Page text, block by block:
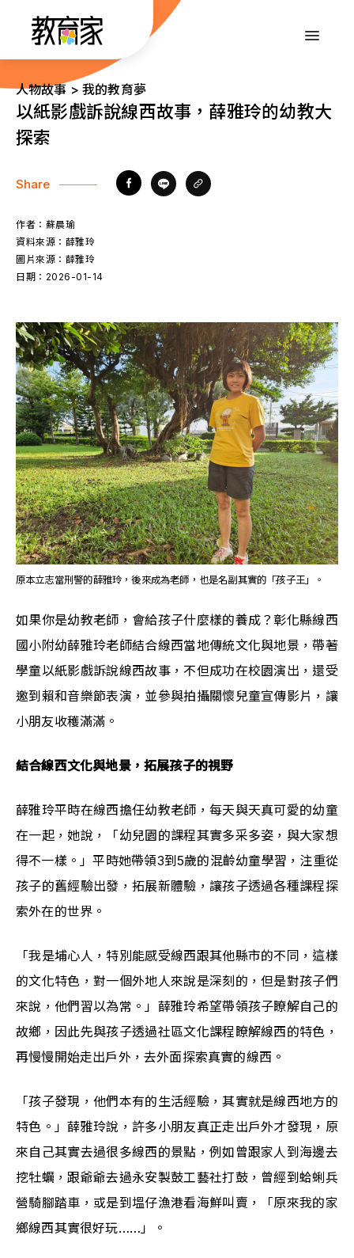
內
::: 人物故事 > 我的教育夢
以紙影戲訴說線西故事，薛雅玲的幼教大
探索
Share
作者： 蘇晨瑜
資料來源： 薛雅玲
圖片來源： 薛雅玲
日期： 2026-01-14
原本立志當刑警的薛雅玲，後來成為老師，也是名副其實的「孩子王」。
如果你是幼教老師，會給孩子什麼樣的養成？彰化縣線西
國小附幼薛雅玲老師結合線西當地傳統文化與地景，帶著
學童以紙影戲訴說線西故事，不但成功在校園演出，還受
邀到賴和音樂節表演，並參與拍攝關懷兒童宣傳影片，讓
小朋友收穫滿滿。
結合線西文化與地景，拓展孩子的視野
薛雅玲平時在線西擔任幼教老師，每天與天真可愛的幼童
在一起，她說，「幼兒園的課程其實多采多姿，與大家想
得不一樣。」平時她帶領3到5歲的混齡幼童學習，注重從
孩子的舊經驗出發，拓展新體驗，讓孩子透過各種課程探
索外在的世界。
「我是埔心人，特別能感受線西跟其他縣市的不同，這樣
的文化特色，對一個外地人來說是深刻的，但是對孩子們
來說，他們習以為常。」薛雅玲希望帶領孩子瞭解自己的
故鄉，因此先與孩子透過社區文化課程瞭解線西的特色，
再慢慢開始走出戶外，去外面探索真實的線西。
「孩子發現，他們本有的生活經驗，其實就是線西地方的
特色。」薛雅玲說，許多小朋友真正走出戶外才發現，原
來自己其實去過很多線西的景點，例如曾跟家人到海邊去
挖牡蠣，跟爺爺去過永安製鼓工藝社打鼓，曾經到蛤蜊兵
營騎腳踏車，或是到塭仔漁港看海鮮叫賣，「原來我的家
鄉線西其實很好玩……」。